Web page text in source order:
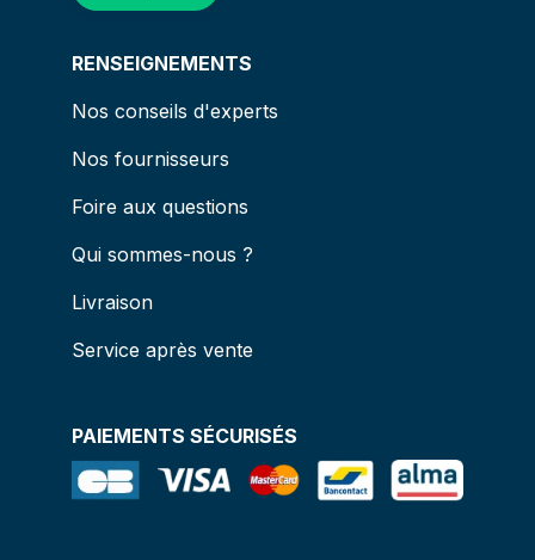
RENSEIGNEMENTS
Nos conseils d'experts
Nos fournisseurs
Foire aux questions
Qui sommes-nous ?
Livraison
Service après vente
PAIEMENTS SÉCURISÉS